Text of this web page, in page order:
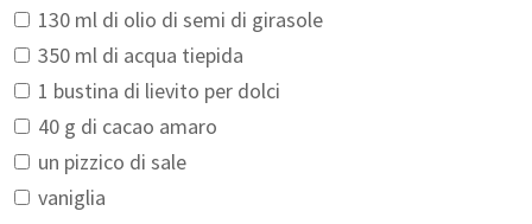
130 ml di olio di semi di girasole
350 ml di acqua tiepida
1 bustina di lievito per dolci
40 g di cacao amaro
un pizzico di sale
vaniglia